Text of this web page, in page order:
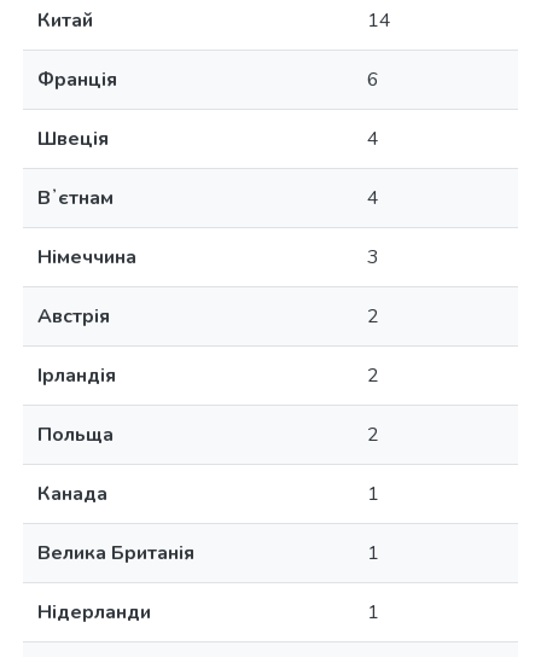
Китай 14
Франція 6
Швеція 4
Вʼєтнам 4
Німеччина 3
Австрія 2
Ірландія 2
Польща 2
Канада 1
Велика Британія 1
Нідерланди 1